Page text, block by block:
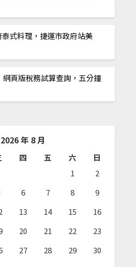
泰式料理，捷運市政府站美
網頁版稅務試算查詢，五分鐘
2026 年 8 月
四 五 六
日
1
2
6 7 8
9
13 14 15
16
20 21 22
23
27 28 29
30